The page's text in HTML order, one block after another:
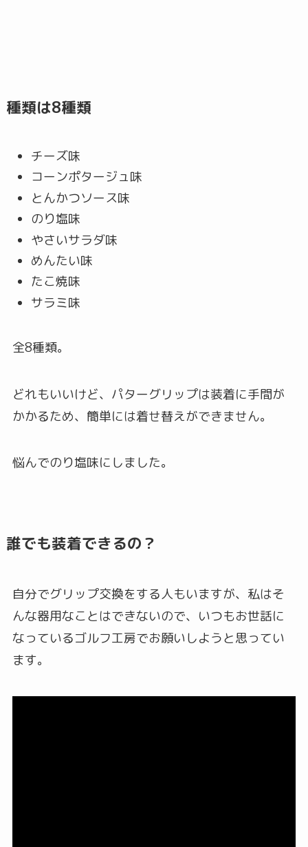
種類は8種類
チーズ味
コーンポタージュ味
とんかつソース味
のり塩味
やさいサラダ味
めんたい味
たこ焼味
サラミ味
全8種類。
どれもいいけど、パターグリップは装着に手間が
かかるため、簡単には着せ替えができません。
悩んでのり塩味にしました。
誰でも装着できるの？
自分でグリップ交換をする人もいますが、私はそ
んな器用なことはできないので、いつもお世話に
なっているゴルフ工房でお願いしようと思ってい
ます。